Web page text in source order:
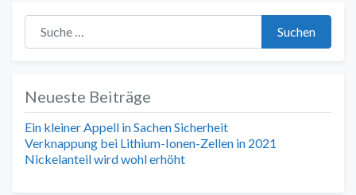
Suche nach:
Suchen
Neueste Beiträge
Ein kleiner Appell in Sachen Sicherheit
Verknappung bei Lithium-Ionen-Zellen in 2021
Nickelanteil wird wohl erhöht